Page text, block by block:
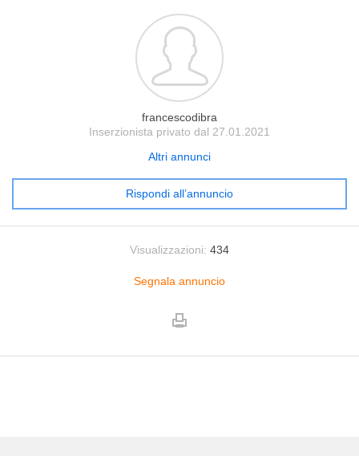
francescodibra
Inserzionista privato dal 27.01.2021
Altri annunci
Rispondi all’annuncio
Visualizzazioni: 434
Segnala annuncio